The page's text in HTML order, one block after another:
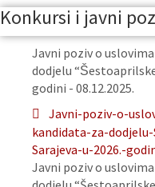
Konkursi i javni
Javni poziv o
dodjelu
godini - 08.12.2025.
Javni-poziv-o-
kandidata-za-
Sarajeva-u-2026.-
Javni poziv o